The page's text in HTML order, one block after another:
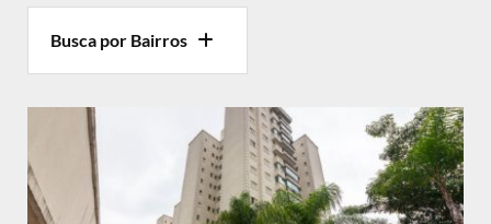
Busca por Bairros